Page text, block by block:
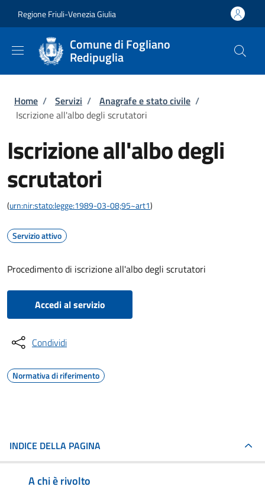
Regione Friuli-Venezia Giulia
Comune di Fogliano
Redipuglia
Briciole di pane
Home / Servizi / Anagrafe e stato civile /
Iscrizione all'albo degli scrutatori
Iscrizione all'albo degli
scrutatori
(urn:nir:stato:legge:1989-03-08;95~art1)
Servizio attivo
Procedimento di iscrizione all'albo degli scrutatori
Accedi al servizio
Condividi
Normativa di riferimento
INDICE DELLA PAGINA
A chi è rivolto